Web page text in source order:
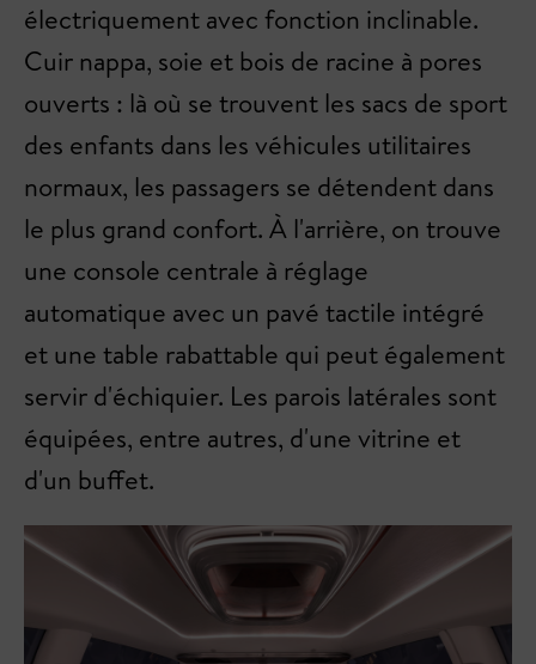
électriquement avec fonction inclinable.
Cuir nappa, soie et bois de racine à pores
ouverts : là où se trouvent les sacs de sport
des enfants dans les véhicules utilitaires
normaux, les passagers se détendent dans
le plus grand confort. À l'arrière, on trouve
une console centrale à réglage
automatique avec un pavé tactile intégré
et une table rabattable qui peut également
servir d'échiquier. Les parois latérales sont
équipées, entre autres, d'une vitrine et
d'un buffet.